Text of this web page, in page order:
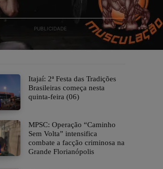
PUBLICIDADE
​Itajaí: 2ª Festa das Tradições
Brasileiras começa nesta
quinta-feira (06)
MPSC: Operação “Caminho
Sem Volta” intensifica
combate a facção criminosa na
Grande Florianópolis